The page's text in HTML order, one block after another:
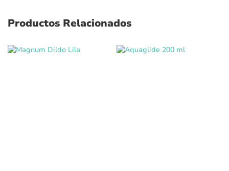
Productos Relacionados